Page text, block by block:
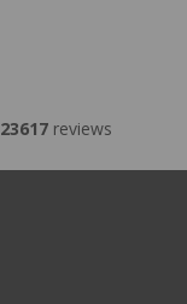
23617reviews